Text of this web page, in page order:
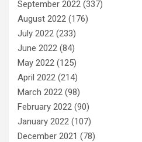
September 2022 (337)
August 2022 (176)
July 2022 (233)
June 2022 (84)
May 2022 (125)
April 2022 (214)
March 2022 (98)
February 2022 (90)
January 2022 (107)
December 2021 (78)